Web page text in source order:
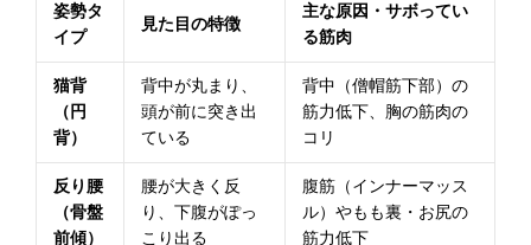
姿勢タ
イプ
見た目の特徴
主な原因・サボってい
る筋肉
猫背
（円
背）
背中が丸まり、
頭が前に突き出
ている
背中（僧帽筋下部）の
筋力低下、胸の筋肉の
コリ
反り腰
（骨盤
前傾）
腰が大きく反
り、下腹がぽっ
こり出る
腹筋（インナーマッス
ル）やもも裏・お尻の
筋力低下